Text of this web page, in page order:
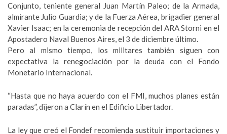
Conjunto, teniente general Juan Martín Paleo; de la Armada,
almirante Julio Guardia; y de la Fuerza Aérea, brigadier general
Xavier Isaac; en la ceremonia de recepción del ARA Storni en el
Apostadero Naval Buenos Aires, el 3 de diciembre último.
Pero al mismo tiempo, los militares también siguen con
expectativa la renegociación por la deuda con el Fondo
Monetario Internacional.
“Hasta que no haya acuerdo con el FMI, muchos planes están
paradas”, dijeron a Clarín en el Edificio Libertador.
La ley que creó el Fondef recomienda sustituir importaciones y